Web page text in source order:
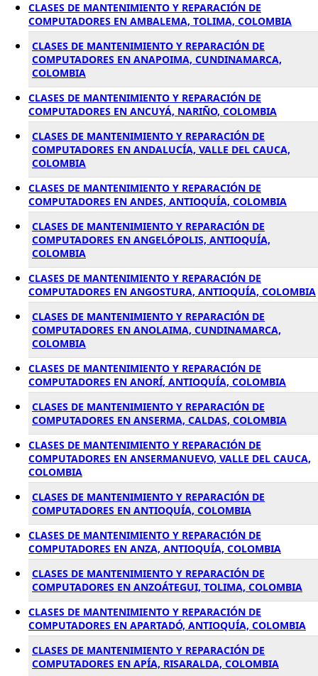
CLASES DE MANTENIMIENTO Y REPARACIÓN DE
COMPUTADORES EN AMBALEMA, TOLIMA, COLOMBIA
CLASES DE MANTENIMIENTO Y REPARACIÓN DE
COMPUTADORES EN ANAPOIMA, CUNDINAMARCA,
COLOMBIA
CLASES DE MANTENIMIENTO Y REPARACIÓN DE
COMPUTADORES EN ANCUYÁ, NARIÑO, COLOMBIA
CLASES DE MANTENIMIENTO Y REPARACIÓN DE
COMPUTADORES EN ANDALUCÍA, VALLE DEL CAUCA,
COLOMBIA
CLASES DE MANTENIMIENTO Y REPARACIÓN DE
COMPUTADORES EN ANDES, ANTIOQUÍA, COLOMBIA
CLASES DE MANTENIMIENTO Y REPARACIÓN DE
COMPUTADORES EN ANGELÓPOLIS, ANTIOQUÍA,
COLOMBIA
CLASES DE MANTENIMIENTO Y REPARACIÓN DE
COMPUTADORES EN ANGOSTURA, ANTIOQUÍA, COLOMBIA
CLASES DE MANTENIMIENTO Y REPARACIÓN DE
COMPUTADORES EN ANOLAIMA, CUNDINAMARCA,
COLOMBIA
CLASES DE MANTENIMIENTO Y REPARACIÓN DE
COMPUTADORES EN ANORÍ, ANTIOQUÍA, COLOMBIA
CLASES DE MANTENIMIENTO Y REPARACIÓN DE
COMPUTADORES EN ANSERMA, CALDAS, COLOMBIA
CLASES DE MANTENIMIENTO Y REPARACIÓN DE
COMPUTADORES EN ANSERMANUEVO, VALLE DEL CAUCA,
COLOMBIA
CLASES DE MANTENIMIENTO Y REPARACIÓN DE
COMPUTADORES EN ANTIOQUÍA, COLOMBIA
CLASES DE MANTENIMIENTO Y REPARACIÓN DE
COMPUTADORES EN ANZA, ANTIOQUÍA, COLOMBIA
CLASES DE MANTENIMIENTO Y REPARACIÓN DE
COMPUTADORES EN ANZOÁTEGUI, TOLIMA, COLOMBIA
CLASES DE MANTENIMIENTO Y REPARACIÓN DE
COMPUTADORES EN APARTADÓ, ANTIOQUÍA, COLOMBIA
CLASES DE MANTENIMIENTO Y REPARACIÓN DE
COMPUTADORES EN APÍA, RISARALDA, COLOMBIA